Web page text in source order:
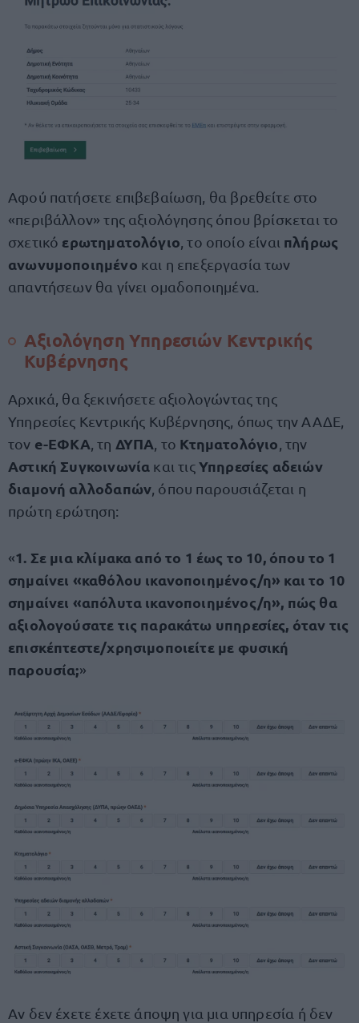
Αφού πατήσετε επιβεβαίωση, θα βρεθείτε στο
«περιβάλλον» της αξιολόγησης όπου βρίσκεται το
σχετικό ερωτηματολόγιο , το οποίο είναι πλήρως
ανωνυμοποιημένο και η επεξεργασία των
απαντήσεων θα γίνει ομαδοποιημένα.
Αξιολόγηση Υπηρεσιών Κεντρικής
Κυβέρνησης
Αρχικά, θα ξεκινήσετε αξιολογώντας της
Υπηρεσίες Κεντρικής Κυβέρνησης, όπως την ΑΑΔΕ,
τον e-ΕΦΚΑ , τη ΔΥΠΑ , το Κτηματολόγιο , την
Αστική Συγκοινωνία και τιςΥπηρεσίες αδειών
διαμονή αλλοδαπών , όπου παρουσιάζεται η
πρώτη ερώτηση:
«1. Σε μια κλίμακα από το 1 έως το 10, όπου το 1
σημαίνει «καθόλου ικανοποιημένος/η» και το 10
σημαίνει «απόλυτα ικανοποιημένος/η», πώς θα
αξιολογούσατε τις παρακάτω υπηρεσίες, όταν τις
επισκέπτεστε/χρησιμοποιείτε με φυσική
παρουσία;»
Αν δεν έχετε έχετε άποψη για μια υπηρεσία ή δεν